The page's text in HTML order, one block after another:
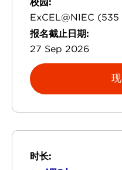
ExCEL@NIEC
报名截止日期:
27 Sep 2026
时长: